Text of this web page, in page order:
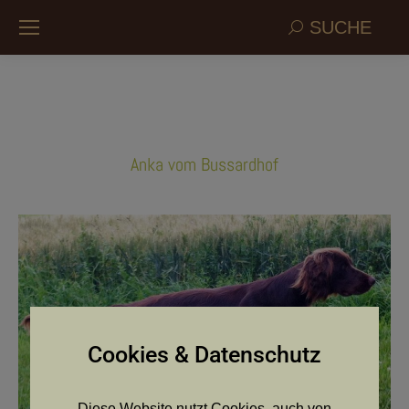
Search:SUCHE
Anka vom Bussardhof
Cookies & Datenschutz